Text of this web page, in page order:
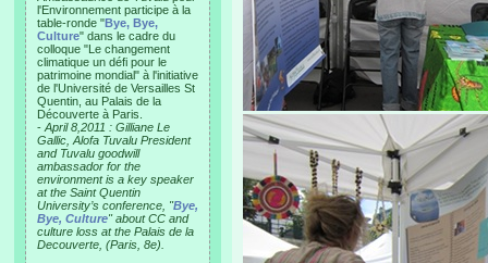
l'Environnement participe à la
table-ronde "Bye, Bye,
Culture" dans le cadre du
colloque "Le changement
climatique un défi pour le
patrimoine mondial" à l'initiative
de l'Université de Versailles St
Quentin, au Palais de la
Découverte à Paris.
- April 8,2011 : Gilliane Le
Gallic, Alofa Tuvalu President
and Tuvalu goodwill
ambassador for the
environment is a key speaker
at the Saint Quentin
University’s conference, "Bye,
Bye, Culture" about CC and
culture loss at the Palais de la
Decouverte, (Paris, 8e).